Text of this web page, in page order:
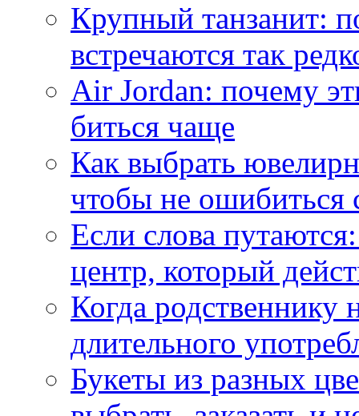
Крупный танзанит:
встречаются так
Air Jordan: почему
биться чаще
Как выбрать
чтобы не ошибиться
Если слова
центр, который
Когда
длительного
Букеты из разных